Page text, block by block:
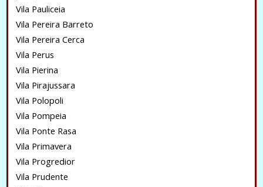
Vila Pauliceia
Vila Pereira Barreto
Vila Pereira Cerca
Vila Perus
Vila Pierina
Vila Pirajussara
Vila Polopoli
Vila Pompeia
Vila Ponte Rasa
Vila Primavera
Vila Progredior
Vila Prudente